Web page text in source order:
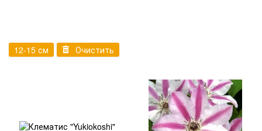
12-15 см Очистить